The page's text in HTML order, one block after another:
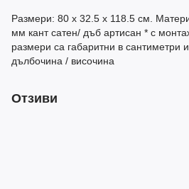
Размери: 80 х 32.5 х 118.5 см.
мм кант сатен/ дъб артисан * с
размери са габаритни в сантиметри
дълбочина / височина
Отзиви